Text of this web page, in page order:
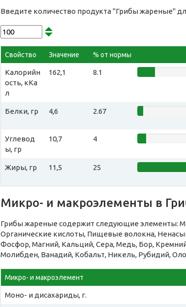
Введите количество продукта "Грибы жареные"
Свойство Значение % от нормы
Калорийн
ость, кКа
л
162,1 8.1
Белки, гр 4,6 2.67
Углевод
ы, гр
10,7 4
Жиры, гр 11,5 25
Микро- и макроэлементы в
Грибы жареные содержит следующие элементы:
Органические кислоты, Пищевые волокна,
Фосфор, Магний, Кальций, Сера, Медь, Бор,
Молибден, Ванадий, Кобальт, Никель, Рубидий,
Микро- и макроэлемент
Моно- и дисахариды, г.